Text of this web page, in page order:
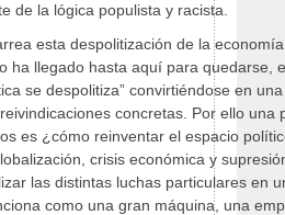
de la lógica populista y racista.
esta despolitización de la
ha llegado hasta aquí para quedarse,
se despolitiza” convirtiéndose en
concretas. Por ello una
es ¿cómo reinventar el espacio
crisis económica y
las distintas luchas particulares en
como una gran máquina, una